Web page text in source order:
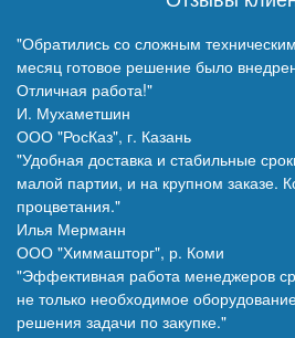
"Обратились со сложным
месяц готовое решение было
Отличная работа!"
И. Мухаметшин
ООО "РосКаз", г. Казань
"Удобная доставка и стабильные
малой партии, и на крупном заказе.
процветания."
Илья Мерманн
ООО "Химмашторг", р. Коми
"Эффективная работа менеджеров
не только необходимое
решения задачи по закупке."